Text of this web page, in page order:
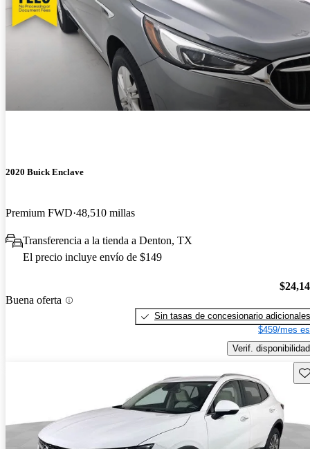
2020 Buick Enclave
Premium FWD 48,510 millas
Transferencia a la tienda a Denton, TX
El precio incluye envío de $149
Buena oferta
Sin tasas de concesionario adicionales
$459/mes
Verif. disponibilidad